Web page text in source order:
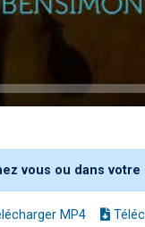
vous ou dans
MP4